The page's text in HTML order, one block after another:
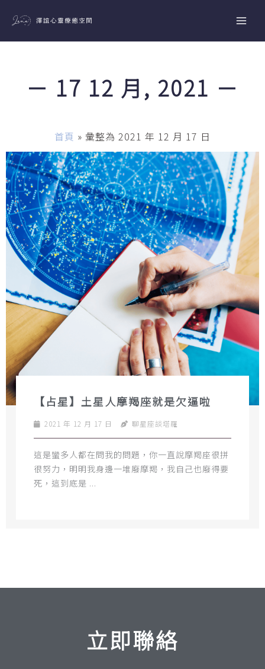
主
－ 17 12 月, 2021 －
首頁 » 彙整為 2021 年 12 月 17 日
【占星】土星人摩羯座就是欠逼啦
2021 年 12 月 17 日 聊星座談塔羅
這是蠻多人都在問我的問題，你一直說摩羯座很拼
很努力，明明我身邊一堆廢摩羯，我自己也廢得要
死，這到底是 ...
立即聯絡